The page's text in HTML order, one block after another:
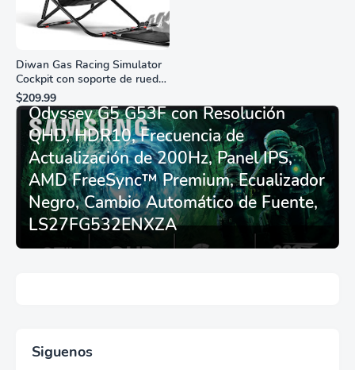
Diwan Gas Racing Simulator
Cockpit con soporte de rueda
de carreras plegable y
asiento - Logitech
G29/920/923/27/25,
Thrustmaster
T248/X/T300RS/T150/458/TX
$209.99
Monitor Gamer SAMSUNG 27”
Odyssey G5 G53F con Resolución
QHD, HDR10, Frecuencia de
Actualización de 200Hz, Panel IPS,
AMD FreeSync™ Premium, Ecualizador
Negro, Cambio Automático de Fuente,
LS27FG532ENXZA
Siguenos